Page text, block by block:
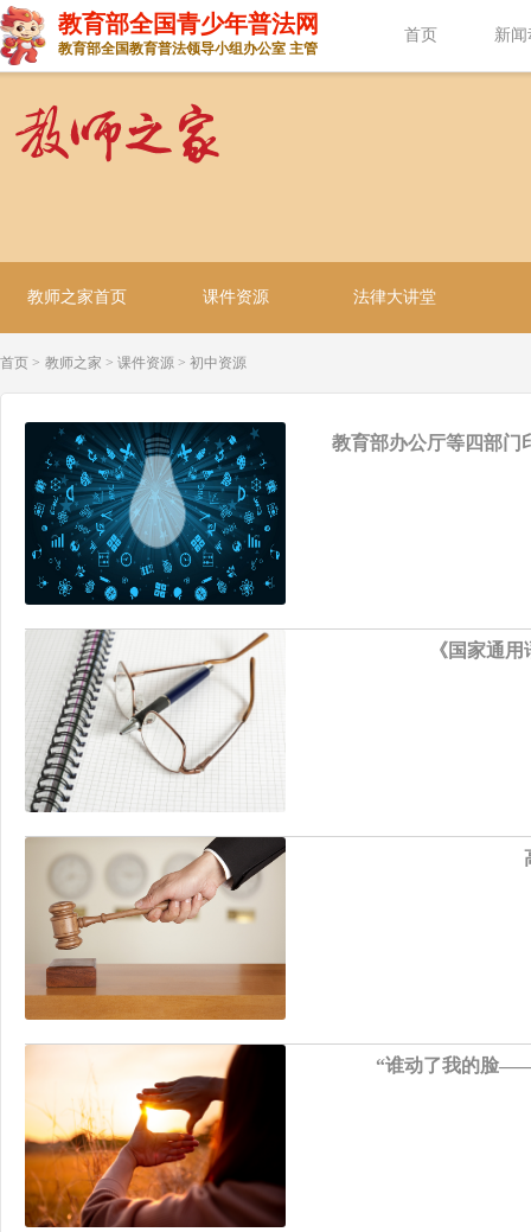
教育部全国青少年普法网
教育部全国教育普法领导小组办公室 主管
首页 新
教师之家首页 课件资源 法律大讲堂
首页 > 教师之家 > 课件资源 > 初中资源
教育部办公厅等四部门
《国家通
“谁动了我的脸